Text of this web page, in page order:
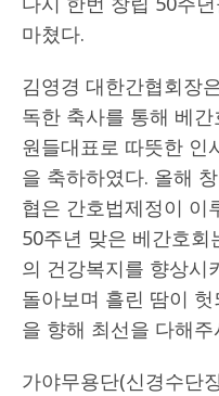
마쳤다.
김영경 대한간협회장
독한 축사를 통해 베
원들대표로 따뜻한 인
을 축하하였다. 올해
협은 간호법제정이 이
50주년 맞은 베간호
의 건강복지를 향상시
돌아보며 흘린 땀이
을 향해 최선을 다해
가야무용단(신경수단